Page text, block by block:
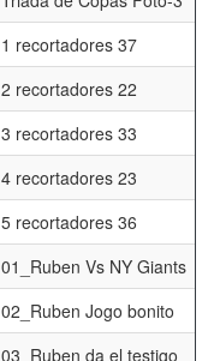
1 recortadores 37
2 recortadores 22
3 recortadores 33
4 recortadores 23
5 recortadores 36
01_Ruben Vs NY Giants
02_Ruben Jogo bonito
03_Ruben da el testigo